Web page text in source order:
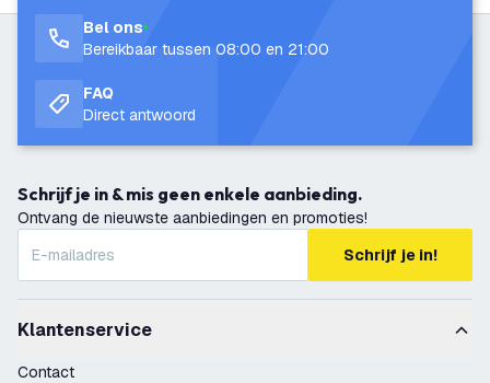
Bel ons
Bereikbaar tussen 08:00 en 21:00
FAQ
Direct antwoord
Schrijf je in & mis geen enkele aanbieding.
Ontvang de nieuwste aanbiedingen en promoties!
Schrijf je in!
Klantenservice
Contact